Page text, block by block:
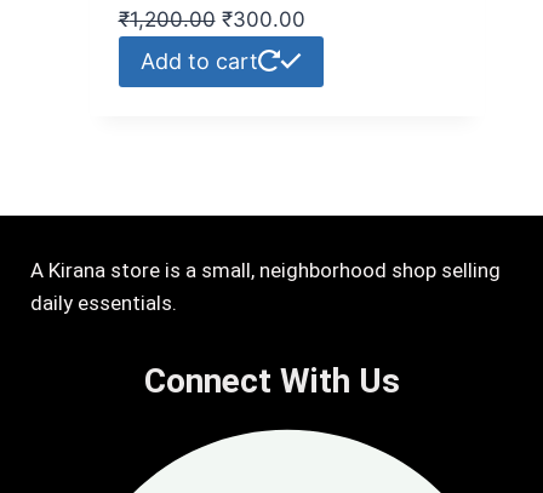
₹1,200.00 ₹300.00
Add to cart
A Kirana store is a small, neighborhood shop selling
daily essentials.
Connect With Us